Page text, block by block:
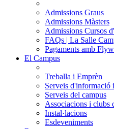
Admissions Graus
Admissions Màsters
Admissions Cursos
FAQs | La Salle
Pagaments amb
El Campus
Treballa i Emprèn
Serveis d'informació
Serveis del campus
Associacions i clubs
Instal·lacions
Esdeveniments